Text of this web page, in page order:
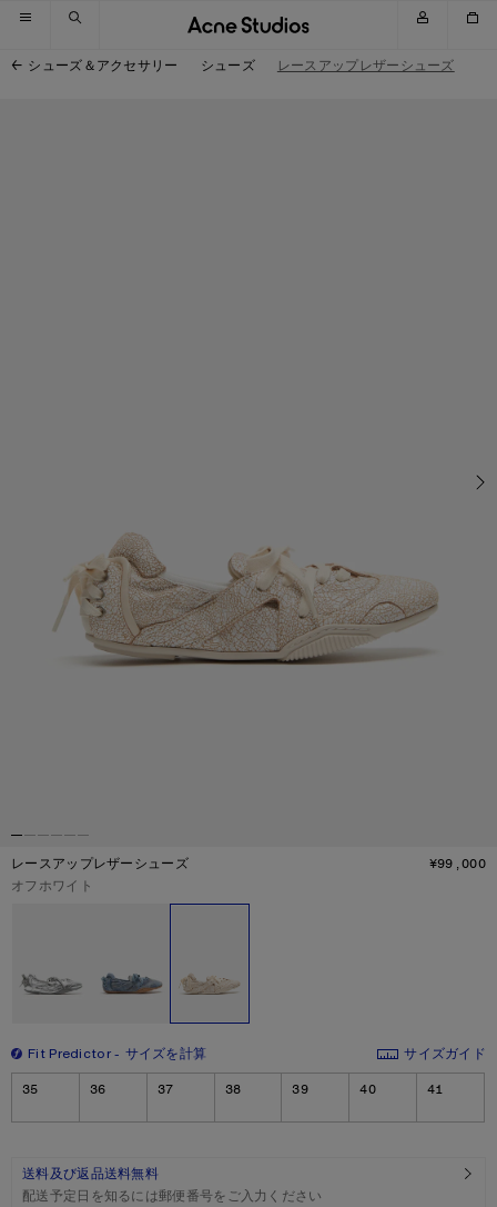
スキップしてナビゲーションへ移動
スキップしてメインコンテンツへ移動
スキップしてフッターへ移動
シューズ＆アクセサリー シューズ レースアップレザーシューズ
レースアップレザーシューズ ¥99,000
現在の色：
オフホワイト
Fit Predictor サイズを計算
サイズガイド
サイズ
35 36 37 38 39 40 41
送料及び返品送料無料
配送予定日を知るには郵便番号をご入力ください